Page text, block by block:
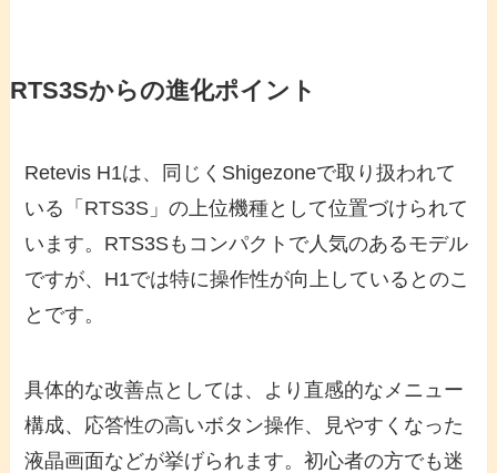
RTS3Sからの進化ポイント
Retevis H1は、同じくShigezoneで取り扱われて
いる「RTS3S」の上位機種として位置づけられて
います。RTS3Sもコンパクトで人気のあるモデル
ですが、H1では特に操作性が向上しているとのこ
とです。
具体的な改善点としては、より直感的なメニュー
構成、応答性の高いボタン操作、見やすくなった
液晶画面などが挙げられます。初心者の方でも迷